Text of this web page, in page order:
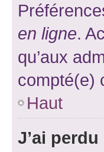
en ligne.
qu’aux
compté(e)
Haut
J’ai